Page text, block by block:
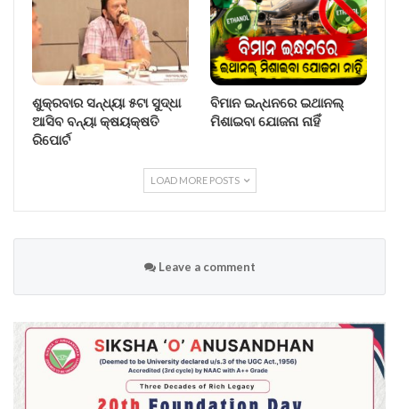
ଶୁକ୍ରବାର ସନ୍ଧ୍ୟା ୫ଟା ସୁଦ୍ଧା
ଆସିବ ବନ୍ୟା କ୍ଷୟକ୍ଷତି
ରିପୋର୍ଟ
ବିମାନ ଇନ୍ଧନରେ ଇଥାନଲ୍
ମିଶାଇବା ଯୋଜନା ନାହିଁ
LOAD MORE POSTS
Leave a comment